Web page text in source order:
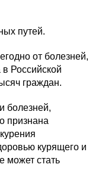
путей.
от болезней,
Российской
граждан.
болезней,
признана
курящего и
может стать